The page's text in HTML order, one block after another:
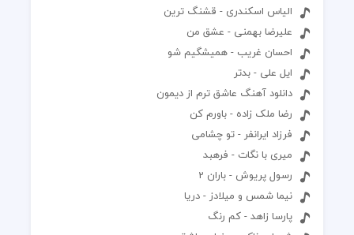
الیاس اسکندری - قشنگ ترین
علیرضا بهمنی - عشق من
احسان غریب - همیشگیم شو
ایل علی - بدتر
دانلود آهنگ عاشق ترم از دیمون
رضا ملک زاده - باورم کن
فرزاد ایرانفر - تو چشامی
میری با نگات - فرهبد
رسول پریوش - باران 2
نیما شمس و میلادز - دریا
پارسا زاهد - کم رنگ